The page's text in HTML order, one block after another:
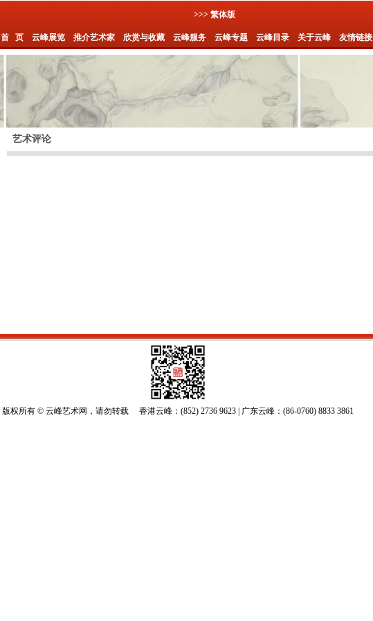
>>> 繁体版
首 页 云峰展览 推介艺术家 欣赏与收藏 云峰服务 云峰专题 云峰目录 关于云峰 友情链接
艺术评论
版权所有 © 云峰艺术网，请勿转载 香港云峰：(852) 2736 9623 | 广东云峰：(86-0760) 8833 3861